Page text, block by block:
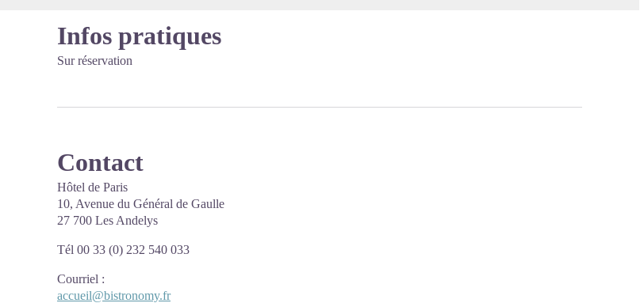
Infos pratiques
Sur réservation
Contact
Hôtel de Paris
10, Avenue du Général de Gaulle
27 700 Les Andelys
Tél 00 33 (0) 232 540 033
Courriel :
accueil@bistronomy.fr